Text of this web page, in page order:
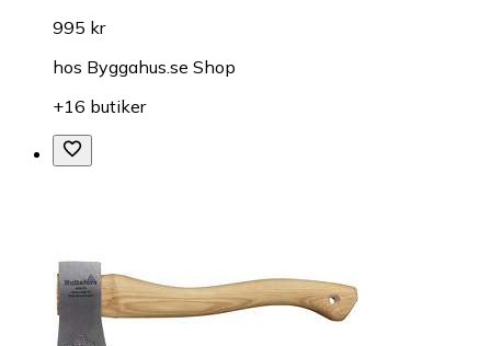
995 kr
hos Byggahus.se Shop
+16 butiker